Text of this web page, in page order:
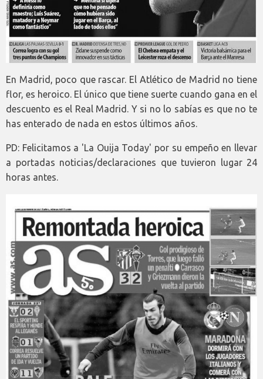
En Madrid, poco que rascar. El Atlético de Madrid no tiene
flor, es heroico. El único que tiene suerte cuando gana en el
descuento es el Real Madrid. Y si no lo sabías es que no te
has enterado de nada en estos últimos años.
PD: Felicitamos a 'La Ouija Today' por su empeño en llevar
a portadas noticias/declaraciones que tuvieron lugar 24
horas antes.